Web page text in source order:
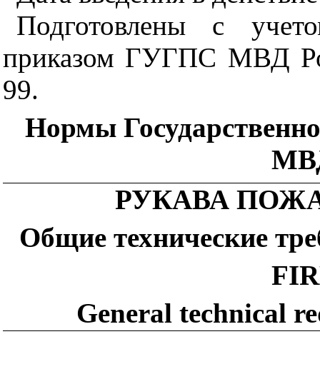
Подготовлены с
приказом ГУГПС МВД
99.
Нормы
РУКАВА
Общие технические
General technical